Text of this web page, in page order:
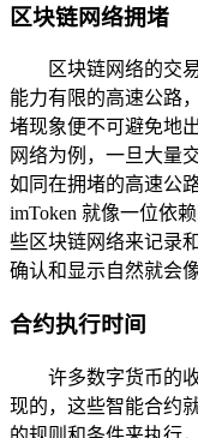
区块链网络拥堵
区块链网络的交
能力有限的高速公路
堵现象便不可避免地
网络为例，一旦大量
如同在拥堵的高速公
imToken 就像一位依
些区块链网络来记录
确认和显示自然就会
合约执行时间
许多数字货币的
现的，这些智能合约